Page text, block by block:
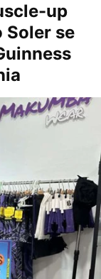
up
Soler se